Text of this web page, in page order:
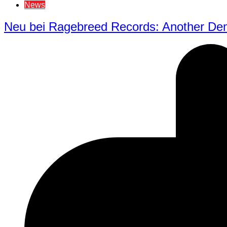
News
Neu bei Ragebreed Records: Another